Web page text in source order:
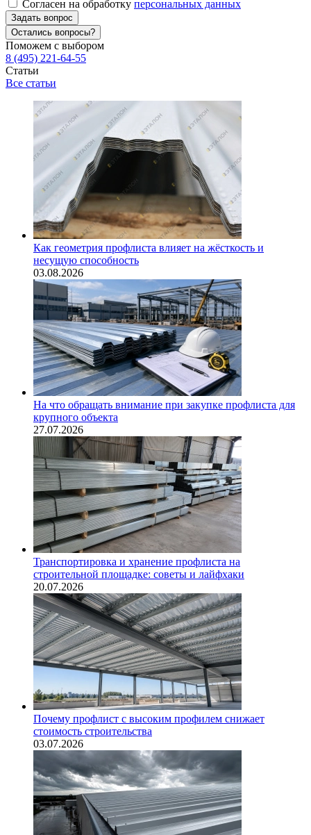
Согласен на обработку персональных данных
Задать вопрос
Остались вопросы?
Поможем с выбором
8 (495) 221-64-55
Статьи
Все статьи
Как геометрия профлиста влияет на жёсткость и
несущую способность
03.08.2026
На что обращать внимание при закупке профлиста для
крупного объекта
27.07.2026
Транспортировка и хранение профлиста на
строительной площадке: советы и лайфхаки
20.07.2026
Почему профлист с высоким профилем снижает
стоимость строительства
03.07.2026